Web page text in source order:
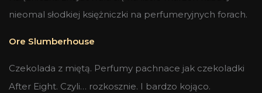
nieomal słodkiej księżniczki na perfumeryjnych forach.
Ore Slumberhouse
Czekolada z miętą. Perfumy pachnace jak czekoladki
After Eight. Czyli… rozkosznie. I bardzo kojąco.